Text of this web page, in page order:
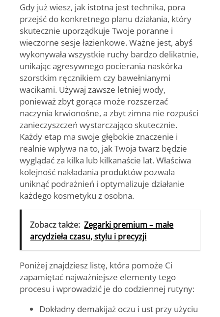
Gdy już wiesz, jak istotna jest technika, pora
przejść do konkretnego planu działania, który
skutecznie uporządkuje Twoje poranne i
wieczorne sesje łazienkowe. Ważne jest, abyś
wykonywała wszystkie ruchy bardzo delikatnie,
unikając agresywnego pocierania naskórka
szorstkim ręcznikiem czy bawełnianymi
wacikami. Używaj zawsze letniej wody,
ponieważ zbyt gorąca może rozszerzać
naczynia krwionośne, a zbyt zimna nie rozpuści
zanieczyszczeń wystarczająco skutecznie.
Każdy etap ma swoje głębokie znaczenie i
realnie wpływa na to, jak Twoja twarz będzie
wyglądać za kilka lub kilkanaście lat. Właściwa
kolejność nakładania produktów pozwala
uniknąć podrażnień i optymalizuje działanie
każdego kosmetyku z osobna.
Zobacz także: Zegarki premium – małe
arcydzieła czasu, stylu i precyzji
Poniżej znajdziesz listę, która pomoże Ci
zapamiętać najważniejsze elementy tego
procesu i wprowadzić je do codziennej rutyny:
Dokładny demakijaż oczu i ust przy użyciu